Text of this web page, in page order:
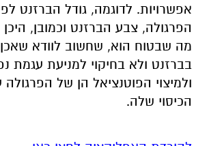
אפשרויות. לדוגמה, גודל הברזנט
הפרגולה, צבע הברזנט וכמובן,
מה שבטוח הוא, שחשוב לוודא
בברזנט ולא בחיקוי למניעת עגמת
ולמיצוי הפוטנציאל הן של
הכיסוי שלה.